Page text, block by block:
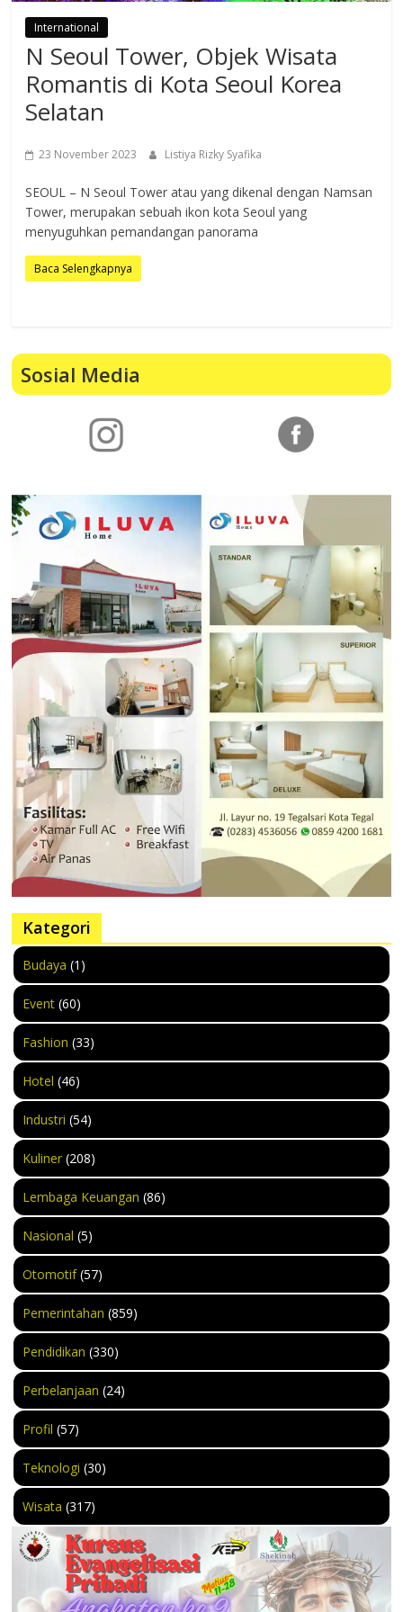
International
N Seoul Tower, Objek Wisata
Romantis di Kota Seoul Korea
Selatan
23 November 2023 Listiya Rizky Syafika
SEOUL – N Seoul Tower atau yang dikenal dengan Namsan
Tower, merupakan sebuah ikon kota Seoul yang
menyuguhkan pemandangan panorama
Baca Selengkapnya
Sosial Media
Kategori
Budaya (1)
Event (60)
Fashion (33)
Hotel (46)
Industri (54)
Kuliner (208)
Lembaga Keuangan (86)
Nasional (5)
Otomotif(57)
Pemerintahan (859)
Pendidikan (330)
Perbelanjaan (24)
Profil (57)
Teknologi (30)
Wisata (317)